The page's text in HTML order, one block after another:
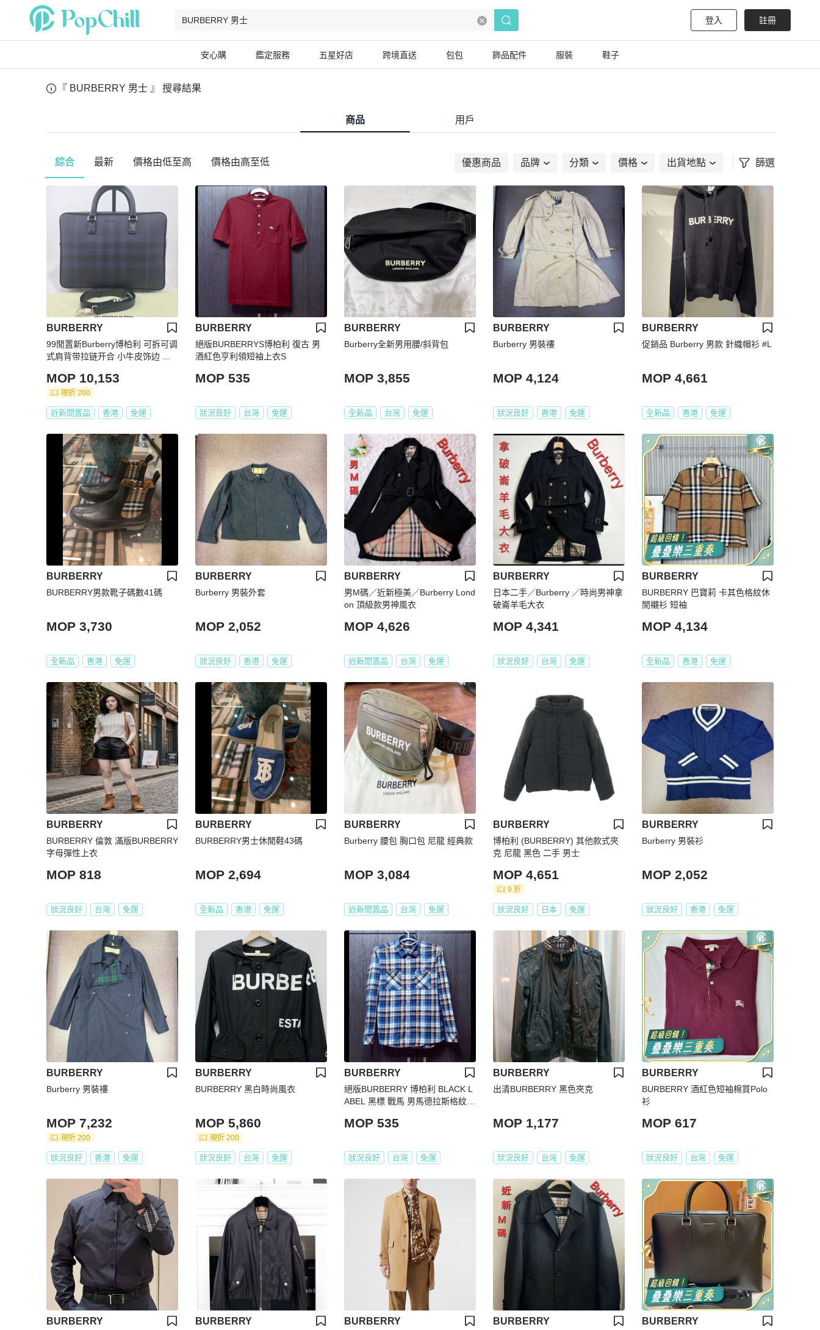
登入 註冊
安心購 鑑定服務 五星好店 跨境直送 包包 飾品配件 服裝 鞋子
『 BURBERRY 男士 』 搜尋結果
商品 用戶
綜合 最新 價格由低至高 價格由高至低 優惠商品 品牌 分類 價格 出貨地點 篩選
BURBERRY
99閒置新Burberry博柏利 可拆可调
式肩背带拉链开合 小牛皮饰边 单
MOP 10,153
現折 200
近新閒置品 香港 免運
BURBERRY
絕版BURBERRYS博柏利 復古 男
酒紅色亨利領短袖上衣S
MOP 535
狀況良好 台灣 免運
BURBERRY
Burberry全新男用腰/斜背包
MOP 3,855
全新品 台灣 免運
BURBERRY
Burberry 男裝褸
MOP 4,124
狀況良好 香港 免運
BURBERRY
促銷品 Burberry 男款 針織帽衫 #L
MOP 4,661
全新品 香港 免運
BURBERRY
BURBERRY男款靴子碼數41碼
MOP 3,730
全新品 香港 免運
BURBERRY
Burberry 男裝外套
MOP 2,052
狀況良好 香港 免運
BURBERRY
男M碼／近新極美／Burberry Lond
on 頂級款男神風衣
MOP 4,626
近新閒置品 台灣 免運
BURBERRY
日本二手／Burberry ／時尚男神拿
破崙羊毛大衣
MOP 4,341
狀況良好 台灣 免運
BURBERRY
BURBERRY 巴寶莉 卡其色格紋休
閒襯衫 短袖
MOP 4,134
全新品 香港 免運
BURBERRY
BURBERRY 倫敦 滿版BURBERRY
字母彈性上衣
MOP 818
狀況良好 台灣 免運
BURBERRY
BURBERRY男士休閒鞋43碼
MOP 2,694
全新品 香港 免運
BURBERRY
Burberry 腰包 胸口包 尼龍 經典款
MOP 3,084
近新閒置品 台灣 免運
BURBERRY
博柏利 (BURBERRY) 其他款式夾
克 尼龍 黑色 二手 男士
MOP 4,651
9 折
狀況良好 日本 免運
BURBERRY
Burberry 男裝衫
MOP 2,052
狀況良好 香港 免運
BURBERRY
Burberry 男裝褸
MOP 7,232
現折 200
狀況良好 香港 免運
BURBERRY
BURBERRY 黑白時尚風衣
MOP 5,860
現折 200
狀況良好 台灣 免運
BURBERRY
絕版BURBERRY 博柏利 BLACK L
ABEL 黑標 戰馬 男馬德拉斯格紋法
MOP 535
狀況良好 台灣 免運
BURBERRY
出清BURBERRY 黑色夾克
MOP 1,177
狀況良好 台灣 免運
BURBERRY
BURBERRY 酒紅色短袖棉質Polo
衫
MOP 617
狀況良好 台灣 免運
BURBERRY BURBERRY BURBERRY BURBERRY BURBERRY